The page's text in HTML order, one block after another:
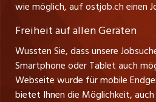
Regionen der Schweiz.
für Gross und Klein. Interessiert?
Bewerbung über www.gritec.ch .
wenden Sie sich bitte an Michael
Finance, HR and Administration (
Personalentwicklung aktiv
und spannende Tätigkeit Flexible
moderne Arbeitsplätze mit guter
in der Region? Nutzen Sie die
einer der schönsten Regionen der
bietet Sommer und Winter,
der Schweiz. Graubünden bietet
Berge und Seen, Stadt und Land,
Gross und Klein. Interessiert? Wir
Bewerbung über www.gritec.ch .
wenden Sie sich bitte an unser HR
Management / Kader-Jobs
Top-Regionen
Jobline
jobmittelland.ch
jobzüri.ch
schaffu.ch (VS)
Leiter ostjob.ch
Fredy Pillinger
Christoph Walzl
Verkauf und Beratung
wie möglich, auf ostjob.ch einen
Freiheit auf allen Geräten
Wussten Sie, dass unsere
Smartphone oder Tablet auch
Webseite wurde für mobile
bietet Ihnen die Möglichkeit,